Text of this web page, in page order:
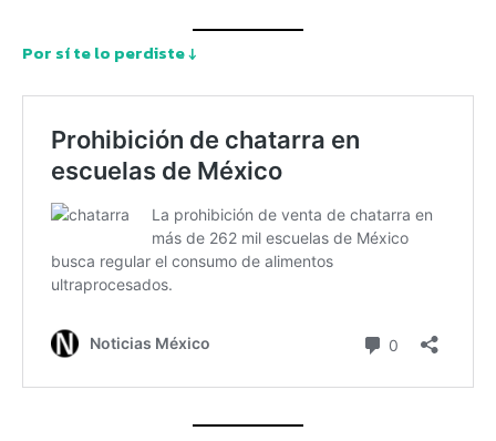
Por sí te lo perdiste ↓